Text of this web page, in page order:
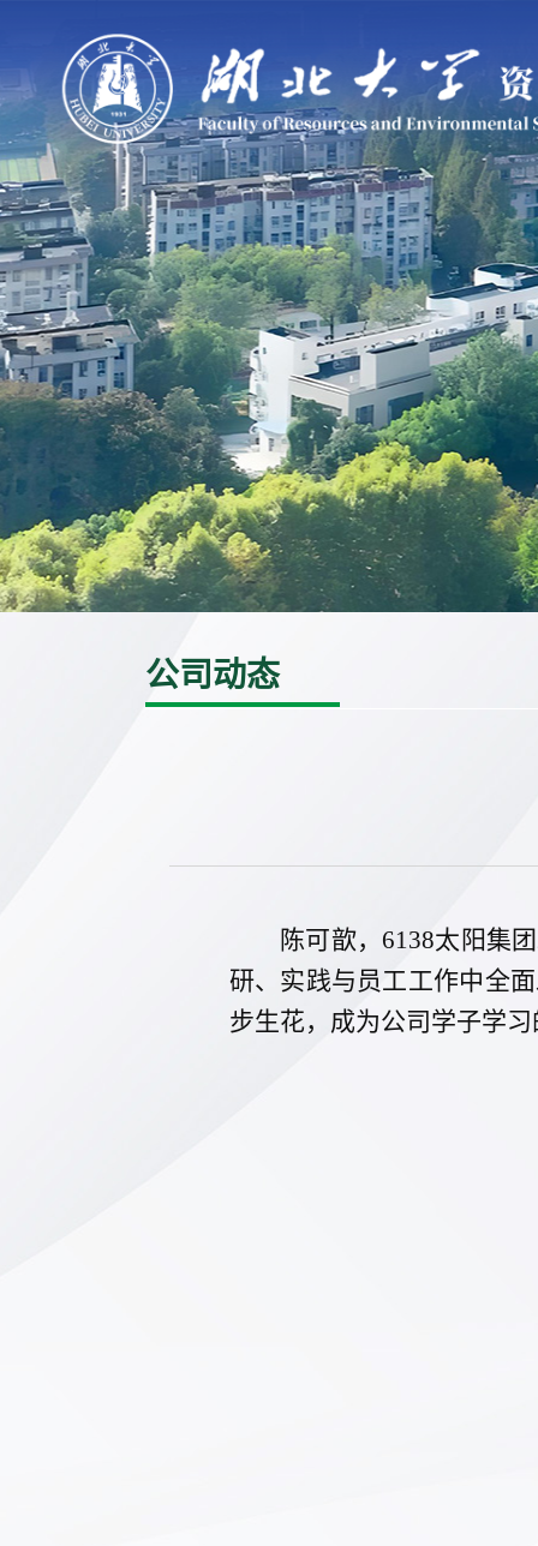
公司动态
陈可歆，6138太阳集团
研、实践与员工工作中全
步生花，成为公司学子学